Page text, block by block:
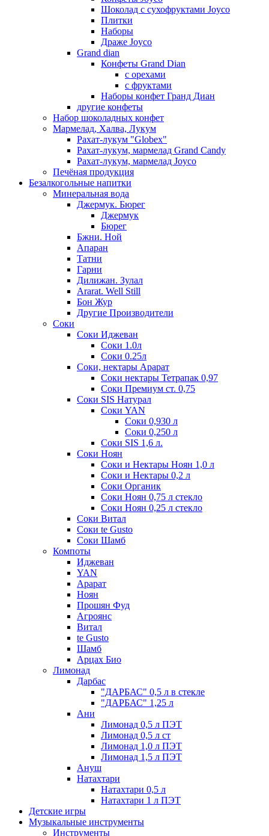
Шоколад с сухофруктами Joyco
Плитки
Наборы
Драже Joyco
Grand dian
Конфеты Grand Dian
с орехами
с фруктами
Наборы конфет Гранд Диан
другие конфеты
Набор шоколадных конфет
Мармелад, Халва, Лукум
Рахат-лукум "Globex"
Рахат-лукум, мармелад Grand Candy
Рахат-лукум, мармелад Joyco
Печёная продукция
Безалкогольные напитки
Минеральная вода
Джермук. Бюрег
Джермук
Бюрег
Бжни. Ной
Апаран
Татни
Гарни
Дилижан. Зулал
Ararat. Well Still
Бон Жур
Другие Производители
Соки
Соки Иджеван
Соки 1.0л
Соки 0.25л
Соки, нектары Арарат
Соки нектары Тетрапак 0,97
Соки Премиум ст. 0,75
Соки SIS Натурал
Соки YAN
Соки 0,930 л
Соки 0,250 л
Соки SIS 1,6 л.
Соки Ноян
Соки и Нектары Ноян 1,0 л
Соки и Нектары 0,2 л
Соки Органик
Соки Ноян 0,75 л стекло
Соки Ноян 0,25 л стекло
Соки Витал
Соки te Gusto
Соки Шамб
Компоты
Иджеван
YAN
Арарат
Ноян
Прошян Фуд
Агроянс
Витал
te Gusto
Шамб
Арцах Био
Лимонад
Дарбас
"ДАРБАС" 0,5 л в стекле
"ДАРБАС" 1,25 л
Ани
Лимонад 0,5 л ПЭТ
Лимонад 0,5 л ст
Лимонад 1,0 л ПЭТ
Лимонад 1,5 л ПЭТ
Ануш
Натахтари
Натахтари 0,5 л
Натахтари 1 л ПЭТ
Детские игры
Музыкальные инструменты
Инструменты